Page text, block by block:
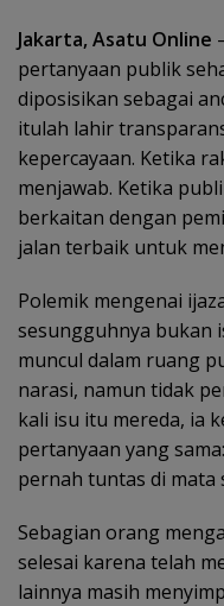
Jakarta, Asatu Online
pertanyaan publik
diposisikan sebagai
itulah lahir
kepercayaan. Ketika
menjawab. Ketika
berkaitan dengan
jalan terbaik untuk
Polemik mengenai
sesungguhnya bukan
muncul dalam ruang
narasi, namun tidak
kali isu itu mereda, ia
pertanyaan yang
pernah tuntas di mata
Sebagian orang
selesai karena telah
lainnya masih